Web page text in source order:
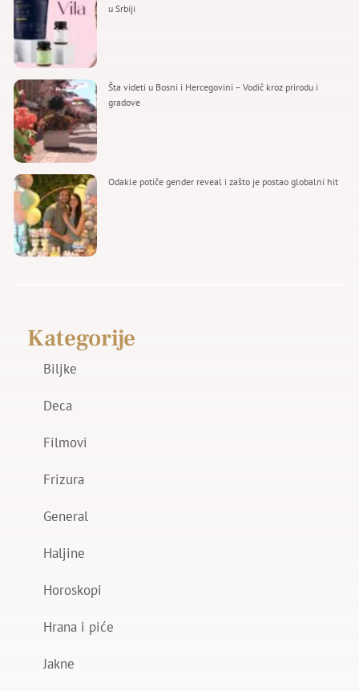
u Srbiji
Šta videti u Bosni i Hercegovini – Vodič kroz prirodu i
gradove
Odakle potiče gender reveal i zašto je postao globalni hit
Kategorije
Biljke
Deca
Filmovi
Frizura
General
Haljine
Horoskopi
Hrana i piće
Jakne